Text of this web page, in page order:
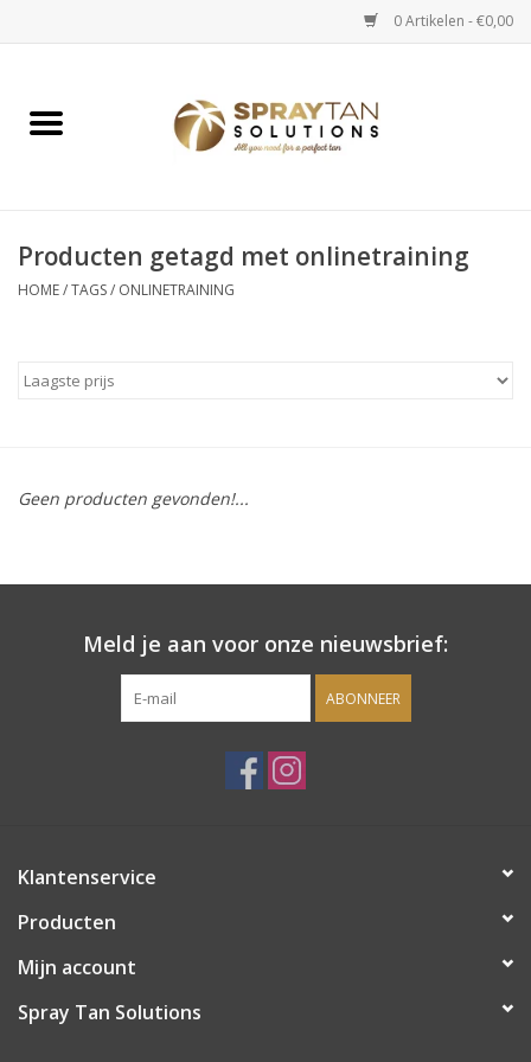
0 Artikelen - €0,00
Home
Spray Tan Starterspakketten
Selftan producten
Verzorging / Accessoires
Onderdelen
Ventilatoren / Afzuiging
adviesgesprek met ons!
Suntana
Producten getagd met onlinetraining
HOME/TAGS/ ONLINETRAINING
Geen producten gevonden!...
Meld je aan voor onze nieuwsbrief:
ABONNEER
Klantenservice
Producten
Mijn account
Spray Tan Solutions